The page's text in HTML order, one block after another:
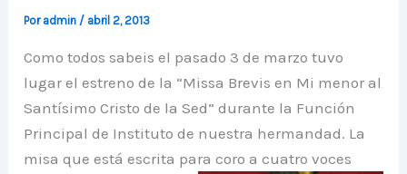
Por admin / abril 2, 2013
Como todos sabeis el pasado 3 de marzo tuvo
lugar el estreno de la “Missa Brevis en Mi menor al
Santísimo Cristo de la Sed” durante la Función
Principal de Instituto de nuestra hermandad. La
misa que está escrita para coro a cuatro voces